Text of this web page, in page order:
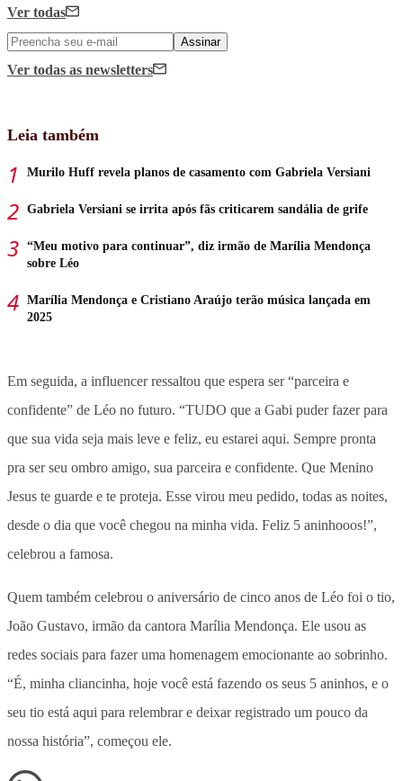
Ver todas
Assinar
Ver todas as newsletters
Leia também
Murilo Huff revela planos de casamento com Gabriela Versiani
Gabriela Versiani se irrita após fãs criticarem sandália de grife
“Meu motivo para continuar”, diz irmão de Marília Mendonça
sobre Léo
Marília Mendonça e Cristiano Araújo terão música lançada em
2025
Em seguida, a influencer ressaltou que espera ser “parceira e
confidente” de Léo no futuro. “TUDO que a Gabi puder fazer para
que sua vida seja mais leve e feliz, eu estarei aqui. Sempre pronta
pra ser seu ombro amigo, sua parceira e confidente. Que Menino
Jesus te guarde e te proteja. Esse virou meu pedido, todas as noites,
desde o dia que você chegou na minha vida. Feliz 5 aninhooos!”,
celebrou a famosa.
Quem também celebrou o aniversário de cinco anos de Léo foi o tio,
João Gustavo, irmão da cantora Marília Mendonça. Ele usou as
redes sociais para fazer uma homenagem emocionante ao sobrinho.
“É, minha cliancinha, hoje você está fazendo os seus 5 aninhos, e o
seu tio está aqui para relembrar e deixar registrado um pouco da
nossa história”, começou ele.